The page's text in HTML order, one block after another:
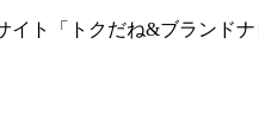
ト「トクだね&ブランド